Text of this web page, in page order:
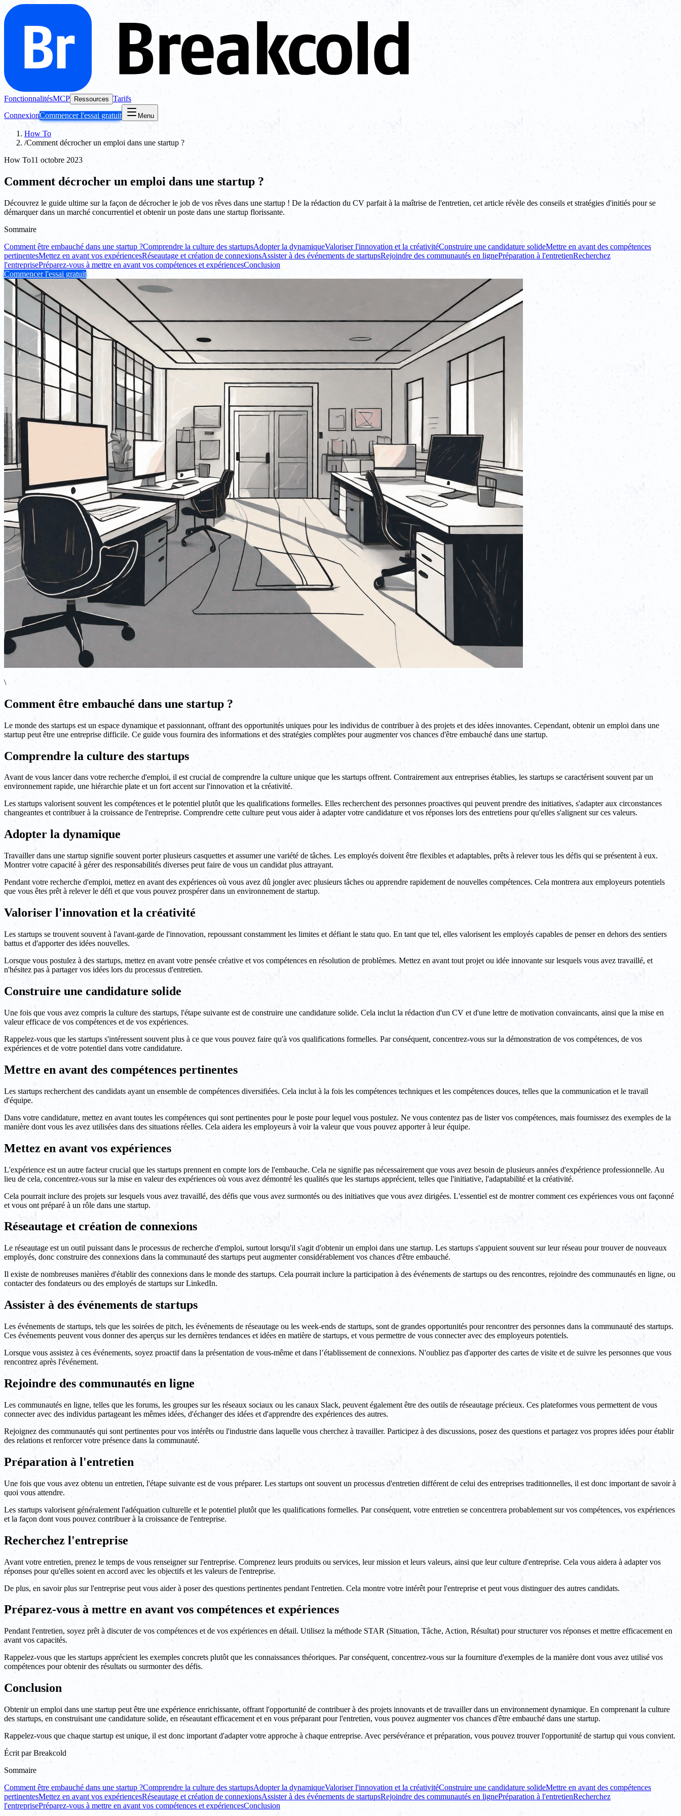
FonctionnalitésMCP Ressources Tarifs
ConnexionCommencer l'essai gratuit Menu
How To
/Comment décrocher un emploi dans une startup ?
How To11 octobre 2023
Comment décrocher un emploi dans une startup ?
Découvrez le guide ultime sur la façon de décrocher le job de vos rêves dans une startup ! De la rédaction du CV parfait à la maîtrise de l'entretien, cet article révèle des conseils et stratégies d'initiés pour se
démarquer dans un marché concurrentiel et obtenir un poste dans une startup florissante.
Sommaire
Comment être embauché dans une startup ?Comprendre la culture des startupsAdopter la dynamiqueValoriser l'innovation et la créativitéConstruire une candidature solideMettre en avant des compétences
pertinentesMettez en avant vos expériencesRéseautage et création de connexionsAssister à des événements de startupsRejoindre des communautés en lignePréparation à l'entretienRecherchez
l'entreprisePréparez-vous à mettre en avant vos compétences et expériencesConclusion
Commencer l'essai gratuit
\
Comment être embauché dans une startup ?
Le monde des startups est un espace dynamique et passionnant, offrant des opportunités uniques pour les individus de contribuer à des projets et des idées innovantes. Cependant, obtenir un emploi dans une
startup peut être une entreprise difficile. Ce guide vous fournira des informations et des stratégies complètes pour augmenter vos chances d'être embauché dans une startup.
Comprendre la culture des startups
Avant de vous lancer dans votre recherche d'emploi, il est crucial de comprendre la culture unique que les startups offrent. Contrairement aux entreprises établies, les startups se caractérisent souvent par un
environnement rapide, une hiérarchie plate et un fort accent sur l'innovation et la créativité.
Les startups valorisent souvent les compétences et le potentiel plutôt que les qualifications formelles. Elles recherchent des personnes proactives qui peuvent prendre des initiatives, s'adapter aux circonstances
changeantes et contribuer à la croissance de l'entreprise. Comprendre cette culture peut vous aider à adapter votre candidature et vos réponses lors des entretiens pour qu'elles s'alignent sur ces valeurs.
Adopter la dynamique
Travailler dans une startup signifie souvent porter plusieurs casquettes et assumer une variété de tâches. Les employés doivent être flexibles et adaptables, prêts à relever tous les défis qui se présentent à eux.
Montrer votre capacité à gérer des responsabilités diverses peut faire de vous un candidat plus attrayant.
Pendant votre recherche d'emploi, mettez en avant des expériences où vous avez dû jongler avec plusieurs tâches ou apprendre rapidement de nouvelles compétences. Cela montrera aux employeurs potentiels
que vous êtes prêt à relever le défi et que vous pouvez prospérer dans un environnement de startup.
Valoriser l'innovation et la créativité
Les startups se trouvent souvent à l'avant-garde de l'innovation, repoussant constamment les limites et défiant le statu quo. En tant que tel, elles valorisent les employés capables de penser en dehors des sentiers
battus et d'apporter des idées nouvelles.
Lorsque vous postulez à des startups, mettez en avant votre pensée créative et vos compétences en résolution de problèmes. Mettez en avant tout projet ou idée innovante sur lesquels vous avez travaillé, et
n'hésitez pas à partager vos idées lors du processus d'entretien.
Construire une candidature solide
Une fois que vous avez compris la culture des startups, l'étape suivante est de construire une candidature solide. Cela inclut la rédaction d'un CV et d'une lettre de motivation convaincants, ainsi que la mise en
valeur efficace de vos compétences et de vos expériences.
Rappelez-vous que les startups s'intéressent souvent plus à ce que vous pouvez faire qu'à vos qualifications formelles. Par conséquent, concentrez-vous sur la démonstration de vos compétences, de vos
expériences et de votre potentiel dans votre candidature.
Mettre en avant des compétences pertinentes
Les startups recherchent des candidats ayant un ensemble de compétences diversifiées. Cela inclut à la fois les compétences techniques et les compétences douces, telles que la communication et le travail
d'équipe.
Dans votre candidature, mettez en avant toutes les compétences qui sont pertinentes pour le poste pour lequel vous postulez. Ne vous contentez pas de lister vos compétences, mais fournissez des exemples de la
manière dont vous les avez utilisées dans des situations réelles. Cela aidera les employeurs à voir la valeur que vous pouvez apporter à leur équipe.
Mettez en avant vos expériences
L'expérience est un autre facteur crucial que les startups prennent en compte lors de l'embauche. Cela ne signifie pas nécessairement que vous avez besoin de plusieurs années d'expérience professionnelle. Au
lieu de cela, concentrez-vous sur la mise en valeur des expériences où vous avez démontré les qualités que les startups apprécient, telles que l'initiative, l'adaptabilité et la créativité.
Cela pourrait inclure des projets sur lesquels vous avez travaillé, des défis que vous avez surmontés ou des initiatives que vous avez dirigées. L'essentiel est de montrer comment ces expériences vous ont façonné
et vous ont préparé à un rôle dans une startup.
Réseautage et création de connexions
Le réseautage est un outil puissant dans le processus de recherche d'emploi, surtout lorsqu'il s'agit d'obtenir un emploi dans une startup. Les startups s'appuient souvent sur leur réseau pour trouver de nouveaux
employés, donc construire des connexions dans la communauté des startups peut augmenter considérablement vos chances d'être embauché.
Il existe de nombreuses manières d'établir des connexions dans le monde des startups. Cela pourrait inclure la participation à des événements de startups ou des rencontres, rejoindre des communautés en ligne, ou
contacter des fondateurs ou des employés de startups sur LinkedIn.
Assister à des événements de startups
Les événements de startups, tels que les soirées de pitch, les événements de réseautage ou les week-ends de startups, sont de grandes opportunités pour rencontrer des personnes dans la communauté des startups.
Ces événements peuvent vous donner des aperçus sur les dernières tendances et idées en matière de startups, et vous permettre de vous connecter avec des employeurs potentiels.
Lorsque vous assistez à ces événements, soyez proactif dans la présentation de vous-même et dans l’établissement de connexions. N'oubliez pas d'apporter des cartes de visite et de suivre les personnes que vous
rencontrez après l'événement.
Rejoindre des communautés en ligne
Les communautés en ligne, telles que les forums, les groupes sur les réseaux sociaux ou les canaux Slack, peuvent également être des outils de réseautage précieux. Ces plateformes vous permettent de vous
connecter avec des individus partageant les mêmes idées, d'échanger des idées et d'apprendre des expériences des autres.
Rejoignez des communautés qui sont pertinentes pour vos intérêts ou l'industrie dans laquelle vous cherchez à travailler. Participez à des discussions, posez des questions et partagez vos propres idées pour établir
des relations et renforcer votre présence dans la communauté.
Préparation à l'entretien
Une fois que vous avez obtenu un entretien, l'étape suivante est de vous préparer. Les startups ont souvent un processus d'entretien différent de celui des entreprises traditionnelles, il est donc important de savoir à
quoi vous attendre.
Les startups valorisent généralement l'adéquation culturelle et le potentiel plutôt que les qualifications formelles. Par conséquent, votre entretien se concentrera probablement sur vos compétences, vos expériences
et la façon dont vous pouvez contribuer à la croissance de l'entreprise.
Recherchez l'entreprise
Avant votre entretien, prenez le temps de vous renseigner sur l'entreprise. Comprenez leurs produits ou services, leur mission et leurs valeurs, ainsi que leur culture d'entreprise. Cela vous aidera à adapter vos
réponses pour qu'elles soient en accord avec les objectifs et les valeurs de l'entreprise.
De plus, en savoir plus sur l'entreprise peut vous aider à poser des questions pertinentes pendant l'entretien. Cela montre votre intérêt pour l'entreprise et peut vous distinguer des autres candidats.
Préparez-vous à mettre en avant vos compétences et expériences
Pendant l'entretien, soyez prêt à discuter de vos compétences et de vos expériences en détail. Utilisez la méthode STAR (Situation, Tâche, Action, Résultat) pour structurer vos réponses et mettre efficacement en
avant vos capacités.
Rappelez-vous que les startups apprécient les exemples concrets plutôt que les connaissances théoriques. Par conséquent, concentrez-vous sur la fourniture d'exemples de la manière dont vous avez utilisé vos
compétences pour obtenir des résultats ou surmonter des défis.
Conclusion
Obtenir un emploi dans une startup peut être une expérience enrichissante, offrant l'opportunité de contribuer à des projets innovants et de travailler dans un environnement dynamique. En comprenant la culture
des startups, en construisant une candidature solide, en réseautant efficacement et en vous préparant pour l'entretien, vous pouvez augmenter vos chances d'être embauché dans une startup.
Rappelez-vous que chaque startup est unique, il est donc important d'adapter votre approche à chaque entreprise. Avec persévérance et préparation, vous pouvez trouver l'opportunité de startup qui vous convient.
Écrit par Breakcold
Sommaire
Comment être embauché dans une startup ?Comprendre la culture des startupsAdopter la dynamiqueValoriser l'innovation et la créativitéConstruire une candidature solideMettre en avant des compétences
pertinentesMettez en avant vos expériencesRéseautage et création de connexionsAssister à des événements de startupsRejoindre des communautés en lignePréparation à l'entretienRecherchez
l'entreprisePréparez-vous à mettre en avant vos compétences et expériencesConclusion